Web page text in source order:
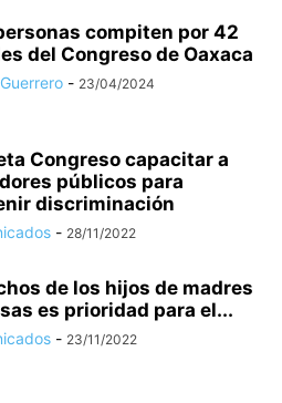
compiten por 42
del Congreso de Oaxaca
- 23/04/2024
Congreso capacitar a
públicos para
discriminación
- 28/11/2022
de los hijos de madres
es prioridad para el...
- 23/11/2022